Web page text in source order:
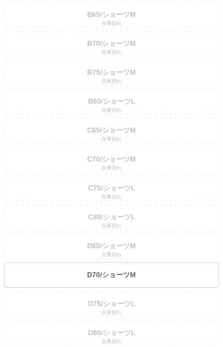
B65/ショーツM
在庫切れ
B70/ショーツM
在庫切れ
B75/ショーツM
在庫切れ
B80/ショーツL
在庫切れ
C65/ショーツM
在庫切れ
C70/ショーツM
在庫切れ
C75/ショーツL
在庫切れ
C80/ショーツL
在庫切れ
D65/ショーツM
在庫切れ
D70/ショーツM
D75/ショーツL
在庫切れ
D80/ショーツL
在庫切れ